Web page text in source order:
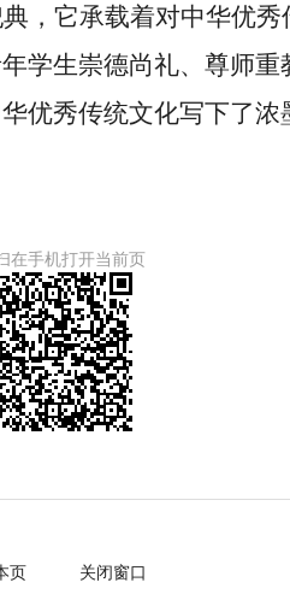
，它承载着对中华优
学生崇德尚礼、尊师
优秀传统文化写下了浓
在手机打开当前页
页 关闭窗口